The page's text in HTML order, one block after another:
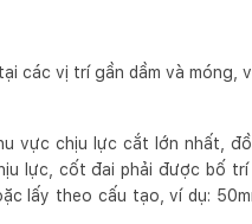
các vị trí gần dầm và móng,
vực chịu lực cắt lớn nhất,
lực, cốt đai phải được bố
lấy theo cấu tạo, ví dụ: